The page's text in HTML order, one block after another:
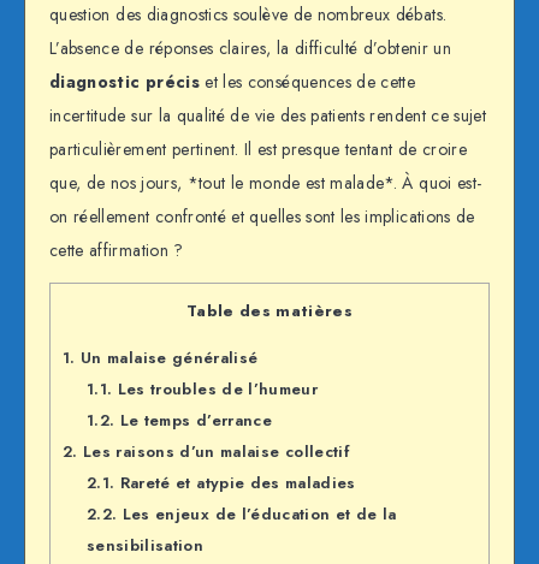
question des diagnostics soulève de nombreux débats.
L’absence de réponses claires, la difficulté d’obtenir un
diagnostic préciset les conséquences de cette
incertitude sur la qualité de vie des patients rendent ce sujet
particulièrement pertinent. Il est presque tentant de croire
que, de nos jours, *tout le monde est malade*. À quoi est-
on réellement confronté et quelles sont les implications de
cette affirmation ?
Table des matières
1. Un malaise généralisé
1.1. Les troubles de l’humeur
1.2. Le temps d’errance
2. Les raisons d’un malaise collectif
2.1. Rareté et atypie des maladies
2.2. Les enjeux de l’éducation et de la
sensibilisation